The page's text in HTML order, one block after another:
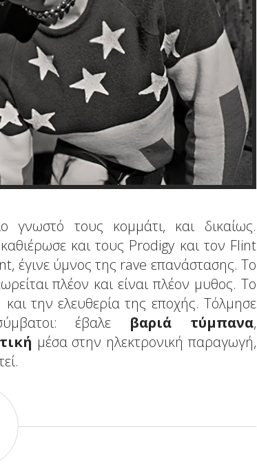
γνωστό τους κομμάτι, και δικαίως.
καθιέρωσε και τους Prodigy και τον Flint
έγινε ύμνος της rave επανάστασης. Το
πλέον και είναι πλέον μυθος. Το
την ελευθερία της εποχής. Τόλμησε
έβαλε βαριά τύμπανα,
μέσα στην ηλεκτρονική παραγωγή,